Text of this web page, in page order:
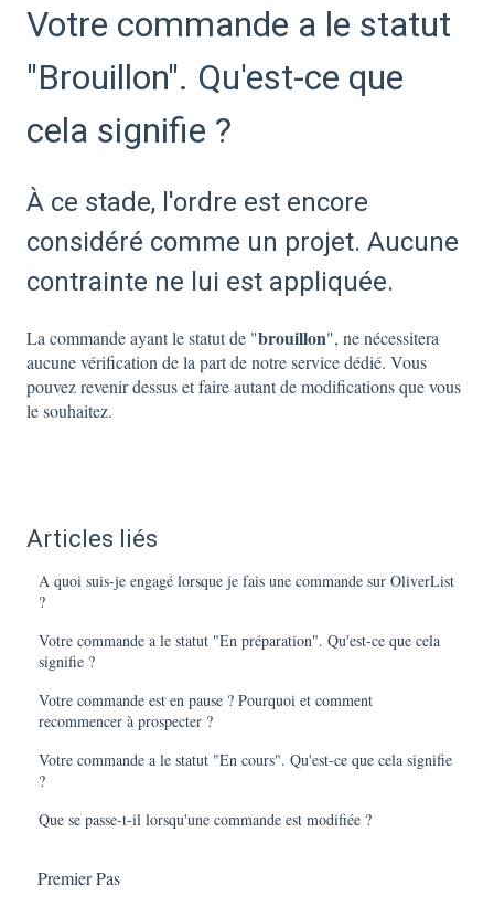
Votre commande a le statut
"Brouillon". Qu'est-ce que
cela signifie ?
À ce stade, l'ordre est encore
considéré comme un projet. Aucune
contrainte ne lui est appliquée.
La commande ayant le statut de "brouillon", ne nécessitera
aucune vérification de la part de notre service dédié. Vous
pouvez revenir dessus et faire autant de modifications que vous
le souhaitez.
Articles liés
A quoi suis-je engagé lorsque je fais une commande sur OliverList
?
Votre commande a le statut "En préparation". Qu'est-ce que cela
signifie ?
Votre commande est en pause ? Pourquoi et comment
recommencer à prospecter ?
Votre commande a le statut "En cours". Qu'est-ce que cela signifie
?
Que se passe-t-il lorsqu'une commande est modifiée ?
Premier Pas